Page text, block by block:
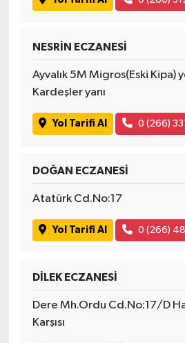
NESRİN ECZANESİ
Ayvalık 5M Migros(Eski Kipa)
Kardeşler yanı
Yol Tarifi Al 0 (266)
DOĞAN ECZANESİ
Atatürk Cd.No:17
Yol Tarifi Al 0 (266)
DİLEK ECZANESİ
Dere Mh.Ordu Cd.No:17/D
Karşısı